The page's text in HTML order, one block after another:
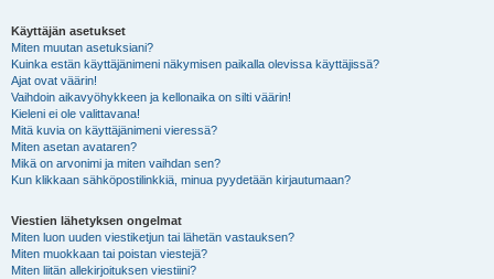
Käyttäjän asetukset
Miten muutan asetuksiani?
Kuinka estän käyttäjänimeni näkymisen paikalla olevissa käyttäjissä?
Ajat ovat väärin!
Vaihdoin aikavyöhykkeen ja kellonaika on silti väärin!
Kieleni ei ole valittavana!
Mitä kuvia on käyttäjänimeni vieressä?
Miten asetan avataren?
Mikä on arvonimi ja miten vaihdan sen?
Kun klikkaan sähköpostilinkkiä, minua pyydetään kirjautumaan?
Viestien lähetyksen ongelmat
Miten luon uuden viestiketjun tai lähetän vastauksen?
Miten muokkaan tai poistan viestejä?
Miten liitän allekirjoituksen viestiini?